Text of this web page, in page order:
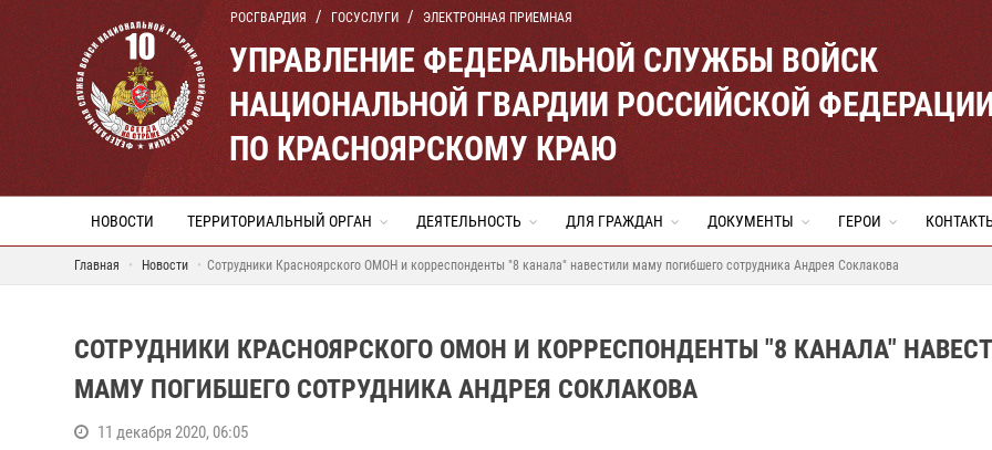
РОСГВАРДИЯ ГОСУСЛУГИ ЭЛЕКТРОННАЯ ПРИЕМНАЯ
УПРАВЛЕНИЕ ФЕДЕРАЛЬНОЙ СЛУЖБЫ ВОЙСК
НАЦИОНАЛЬНОЙ ГВАРДИИ РОССИЙСКОЙ
ПО КРАСНОЯРСКОМУ КРАЮ
НОВОСТИ ТЕРРИТОРИАЛЬНЫЙ ОРГАН ДЕЯТЕЛЬНОСТЬ ДЛЯ ГРАЖДАН ДОКУМЕНТЫ ГЕРОИ
Главная Новости Сотрудники Красноярского ОМОН и корреспонденты "8 канала" навестили маму погибшего сотрудника Андрея Соклакова
СОТРУДНИКИ КРАСНОЯРСКОГО ОМОН И КОРРЕСПОНДЕНТЫ "8 КАНАЛА"
МАМУ ПОГИБШЕГО СОТРУДНИКА АНДРЕЯ СОКЛАКОВА
11 декабря 2020, 06:05